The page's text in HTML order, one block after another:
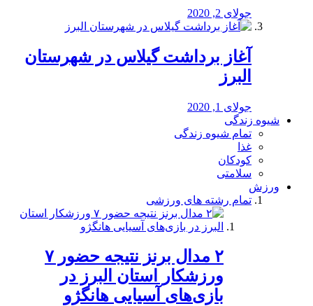
جولای 2, 2020
آغاز برداشت گیلاس در شهرستان
البرز
جولای 1, 2020
شیوه زندگی
تمام شیوه زندگی
غذا
کودکان
سلامتی
ورزش
تمام رشته های ورزشی
۲ مدال برنز نتیجه حضور ۷
ورزشکار استان البرز در
بازی‌های آسیایی هانگژو